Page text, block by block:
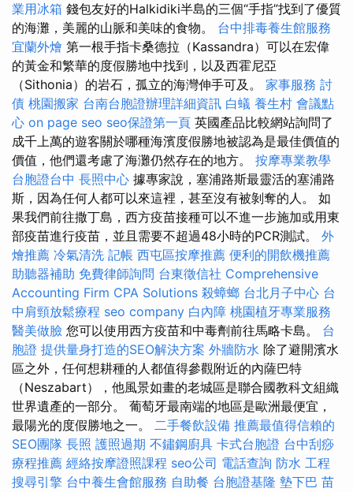
業用冰箱 錢包友好的Halkidiki半島的三個“手指”找到了優質
的海灘，美麗的山脈和美味的食物。 台中排毒養生館服務
宜蘭外燴 第一根手指卡桑德拉（Kassandra）可以在宏偉
的黃金和繁華的度假勝地中找到，以及西霍尼亞
（Sithonia）的岩石，孤立的海灣伸手可及。 家事服務 討
債 桃園搬家 台南台胞證辦理詳細資訊 白蟻 養生村 會議點
心 on page seo seo保證第一頁 英國產品比較網站詢問了
成千上萬的遊客關於哪種海濱度假勝地被認為是最佳價值的
價值，他們還考慮了海灘仍然存在的地方。 按摩專業教學
台胞證台中 長照中心 據專家說，塞浦路斯最靈活的塞浦路
斯，因為任何人都可以來這裡，甚至沒有被剝奪的人。 如
果我們前往撒丁島，西方疫苗接種可以不進一步施加或用東
部疫苗進行疫苗，並且需要不超過48小時的PCR測試。 外
燴推薦 冷氣清洗 記帳 西屯區按摩推薦 便利的開飲機推薦
助聽器補助 免費律師詢問 台東徵信社 Comprehensive
Accounting Firm CPA Solutions 殺蟑螂 台北月子中心 台
中肩頸放鬆療程 seo company 白內障 桃園植牙專業服務
醫美做臉 您可以使用西方疫苗和中毒劑前往馬略卡島。 台
胞證 提供量身打造的SEO解決方案 外牆防水 除了避開濱水
區之外，任何想耕種的人都值得參觀附近的內薩巴特
（Neszabart），他風景如畫的老城區是聯合國教科文組織
世界遺產的一部分。 葡萄牙最南端的地區是歐洲最便宜，
最陽光的度假勝地之一。 二手餐飲設備 推薦最值得信賴的
SEO團隊 長照 護照過期 不鏽鋼廚具 卡式台胞證 台中刮痧
療程推薦 經絡按摩證照課程 seo公司 電話查詢 防水 工程
搜尋引擎 台中養生會館服務 自助餐 台胞證基隆 墊下巴 苗